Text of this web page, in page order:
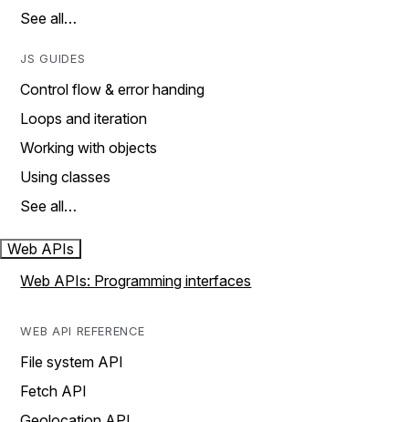
See all…
JS GUIDES
Control flow & error handing
Loops and iteration
Working with objects
Using classes
See all…
Web APIs
Web APIs: Programming interfaces
WEB API REFERENCE
File system API
Fetch API